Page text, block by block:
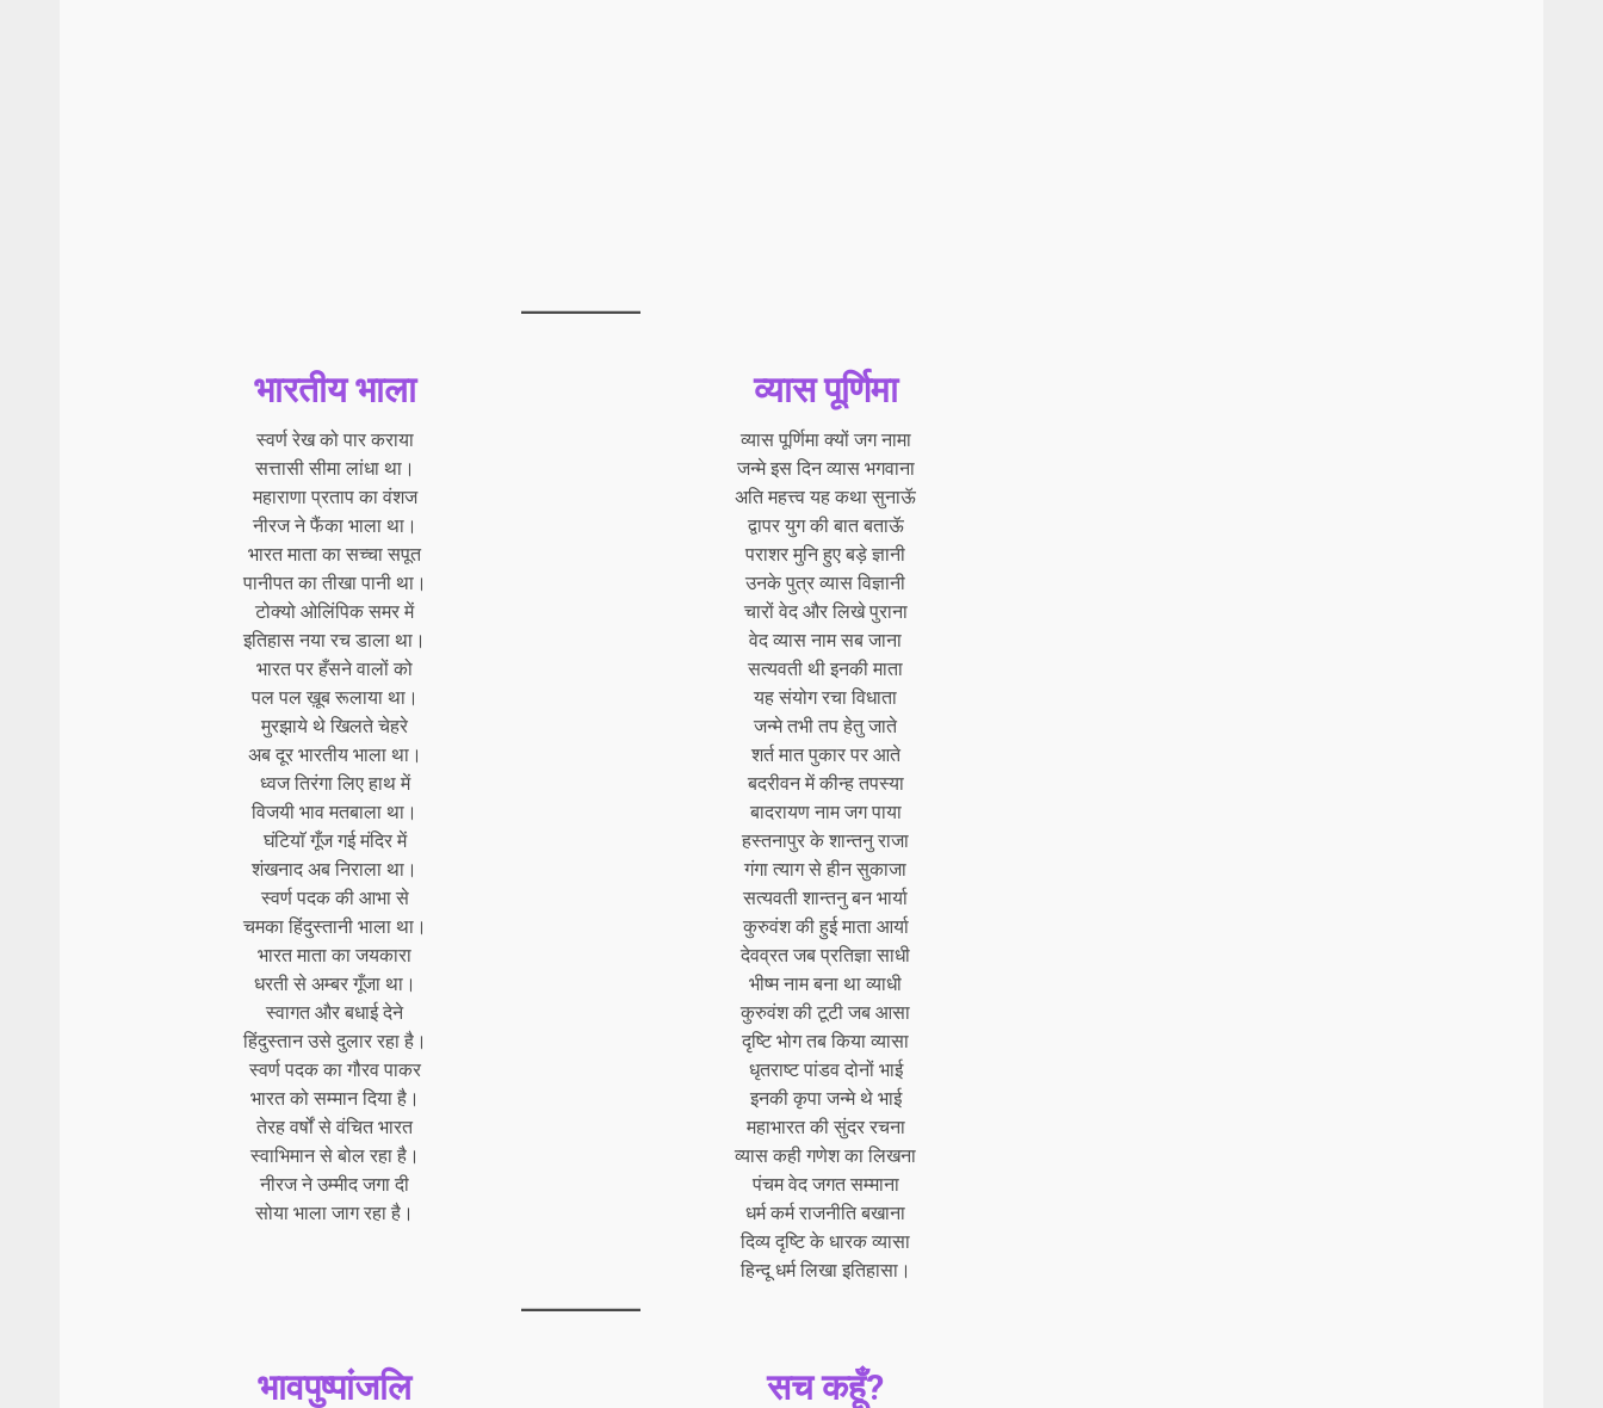
भारतीय भाला
स्वर्ण रेख को पार कराया
सत्तासी सीमा लांधा था।
महाराणा प्रताप का वंशज
नीरज ने फैंका भाला था।
भारत माता का सच्चा सपूत
पानीपत का तीखा पानी था।
टोक्यो ओलिंपिक समर में
इतिहास नया रच डाला था।
भारत पर हँसने वालों को
पल पल ख़ूब रूलाया था।
मुरझाये थे खिलते चेहरे
अब दूर भारतीय भाला था।
ध्वज तिरंगा लिए हाथ में
विजयी भाव मतबाला था।
घंटियाॅ गूँज गई मंदिर में
शंखनाद अब निराला था।
स्वर्ण पदक की आभा से
चमका हिंदुस्तानी भाला था।
भारत माता का जयकारा
धरती से अम्बर गूँजा था।
स्वागत और बधाई देने
हिंदुस्तान उसे दुलार रहा है।
स्वर्ण पदक का गौरव पाकर
भारत को सम्मान दिया है।
तेरह वर्षों से वंचित भारत
स्वाभिमान से बोल रहा है।
नीरज ने उम्मीद जगा दी
सोया भाला जाग रहा है।
व्यास पूर्णिमा
व्यास पूर्णिमा क्यों जग नामा
जन्मे इस दिन व्यास भगवाना
अति महत्त्व यह कथा सुनाऊॅ
द्वापर युग की बात बताऊॅ
पराशर मुनि हुए बड़े ज्ञानी
उनके पुत्र व्यास विज्ञानी
चारों वेद और लिखे पुराना
वेद व्यास नाम सब जाना
सत्यवती थी इनकी माता
यह संयोग रचा विधाता
जन्मे तभी तप हेतु जाते
शर्त मात पुकार पर आते
बदरीवन में कीन्ह तपस्या
बादरायण नाम जग पाया
हस्तनापुर के शान्तनु राजा
गंगा त्याग से हीन सुकाजा
सत्यवती शान्तनु बन भार्या
कुरुवंश की हुई माता आर्या
देवव्रत जब प्रतिज्ञा साधी
भीष्म नाम बना था व्याधी
कुरुवंश की टूटी जब आसा
दृष्टि भोग तब किया व्यासा
धृतराष्ट पांडव दोनों भाई
इनकी कृपा जन्मे थे भाई
महाभारत की सुंदर रचना
व्यास कही गणेश का लिखना
पंचम वेद जगत सम्माना
धर्म कर्म राजनीति बखाना
दिव्य दृष्टि के धारक व्यासा
हिन्दू धर्म लिखा इतिहासा।
भावपुष्पांजलि सच कहूँ?